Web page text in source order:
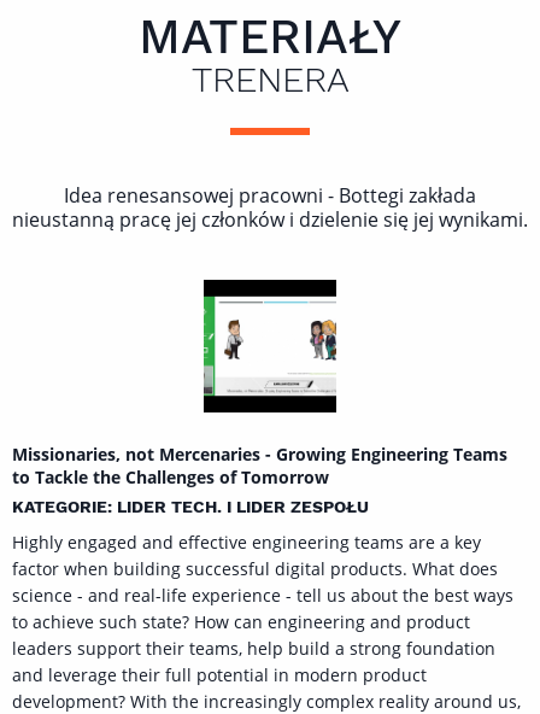
MATERIAŁY
TRENERA
Idea renesansowej pracowni - Bottegi zakłada
nieustanną pracę jej członków i dzielenie się jej wynikami.
Missionaries, not Mercenaries - Growing Engineering Teams
to Tackle the Challenges of Tomorrow
KATEGORIE: LIDER TECH. I LIDER ZESPOŁU
Highly engaged and effective engineering teams are a key
factor when building successful digital products. What does
science - and real-life experience - tell us about the best ways
to achieve such state? How can engineering and product
leaders support their teams, help build a strong foundation
and leverage their full potential in modern product
development? With the increasingly complex reality around us,